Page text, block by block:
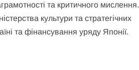
та критичного мислення.
культури та стратегічних
та фінансування уряду Японії.